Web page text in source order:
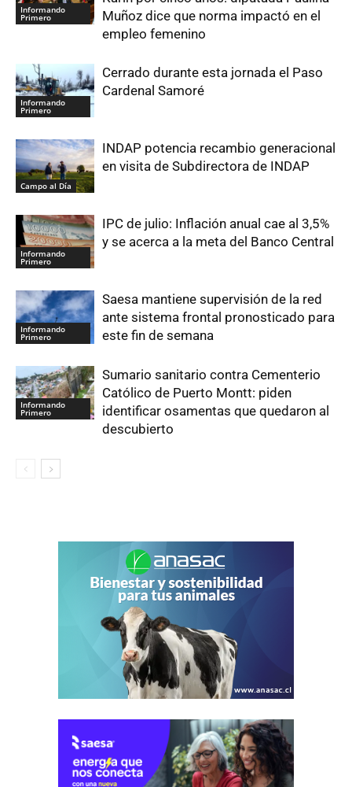
Informando
Primero
Muñoz dice que norma impactó en el
empleo femenino
Informando
Primero
Cerrado durante esta jornada el Paso
Cardenal Samoré
Campo al Día
INDAP potencia recambio generacional
en visita de Subdirectora de INDAP
Informando
Primero
IPC de julio: Inflación anual cae al 3,5%
y se acerca a la meta del Banco Central
Informando
Primero
Saesa mantiene supervisión de la red
ante sistema frontal pronosticado para
este fin de semana
Informando
Primero
Sumario sanitario contra Cementerio
Católico de Puerto Montt: piden
identificar osamentas que quedaron al
descubierto